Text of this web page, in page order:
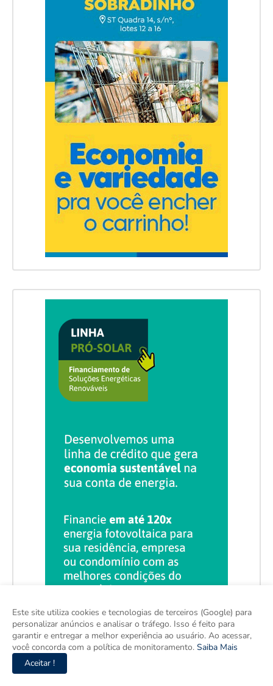
Este site utiliza cookies e tecnologias de terceiros (Google) para
personalizar anúncios e analisar o tráfego. Isso é feito para
garantir e entregar a melhor experiência ao usuário. Ao acessar,
você concorda com a política de monitoramento. Saiba Mais
Aceitar !